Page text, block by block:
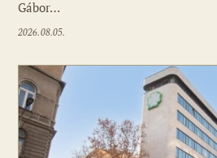
Gábor…
2026.08.05.